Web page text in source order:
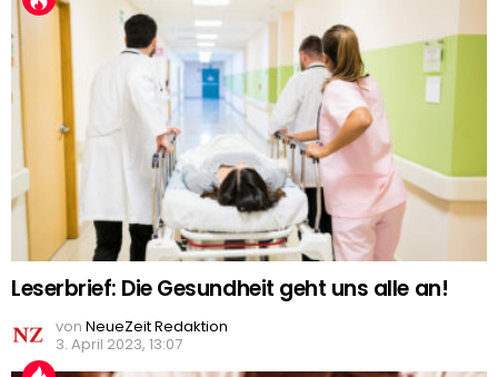
Leserbrief: Die Gesundheit geht uns alle an!
von NeueZeit Redaktion
3. April 2023, 13:07